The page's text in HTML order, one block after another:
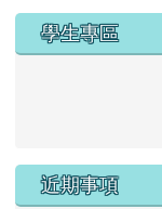
學生專區
近期事項